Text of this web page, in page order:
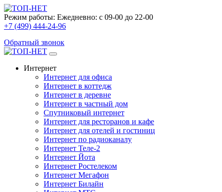
Режим работы: Ежедневно: с 09-00 до 22-00
+7 (499) 444-24-96
Обратный звонок
Интернет
Интернет для офиса
Интернет в коттедж
Интернет в деревне
Интернет в частный дом
Спутниковый интернет
Интернет для ресторанов и кафе
Интернет для отелей и гостиниц
Интернет по радиоканалу
Интернет Теле-2
Интернет Йота
Интернет Ростелеком
Интернет Мегафон
Интернет Билайн